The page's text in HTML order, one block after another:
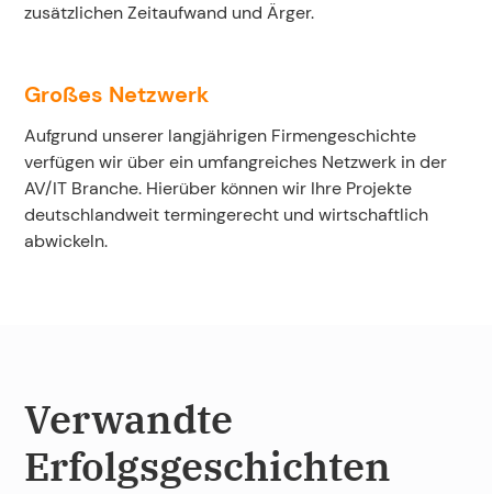
zusätzlichen Zeitaufwand und Ärger.
Großes Netzwerk
Aufgrund unserer langjährigen Firmengeschichte
verfügen wir über ein umfangreiches Netzwerk in der
AV/IT Branche. Hierüber können wir Ihre Projekte
deutschlandweit termingerecht und wirtschaftlich
abwickeln.
Verwandte
Erfolgsgeschichten